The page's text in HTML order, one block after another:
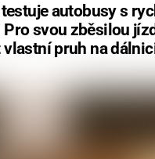
autobusy s
svou zběsilou
vlastní pruh na